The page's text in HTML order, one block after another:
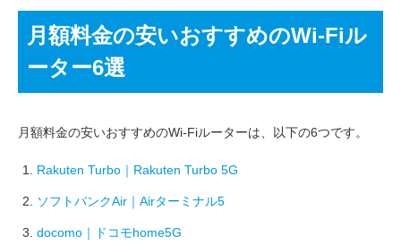
月額料金の安いおすすめのWi-Fiル
ーター6選
月額料金の安いおすすめのWi-Fiルーターは、以下の6つです。
Rakuten Turbo｜Rakuten Turbo 5G
ソフトバンクAir｜Airターミナル5
docomo｜ドコモhome5G